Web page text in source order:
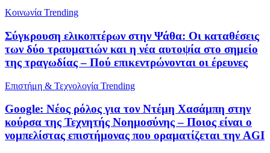
Κοινωνία Trending
Σύγκρουση ελικοπτέρων στην Ψάθα: Οι καταθέσεις
των δύο τραυματιών και η νέα αυτοψία στο σημείο
της τραγωδίας – Πού επικεντρώνονται οι έρευνες
Επιστήμη & Τεχνολογία Trending
Google: Νέος ρόλος για τον Ντέμη Χασάμπη στην
κούρσα της Τεχνητής Νοημοσύνης – Ποιος είναι ο
νομπελίστας επιστήμονας που οραματίζεται την AGI